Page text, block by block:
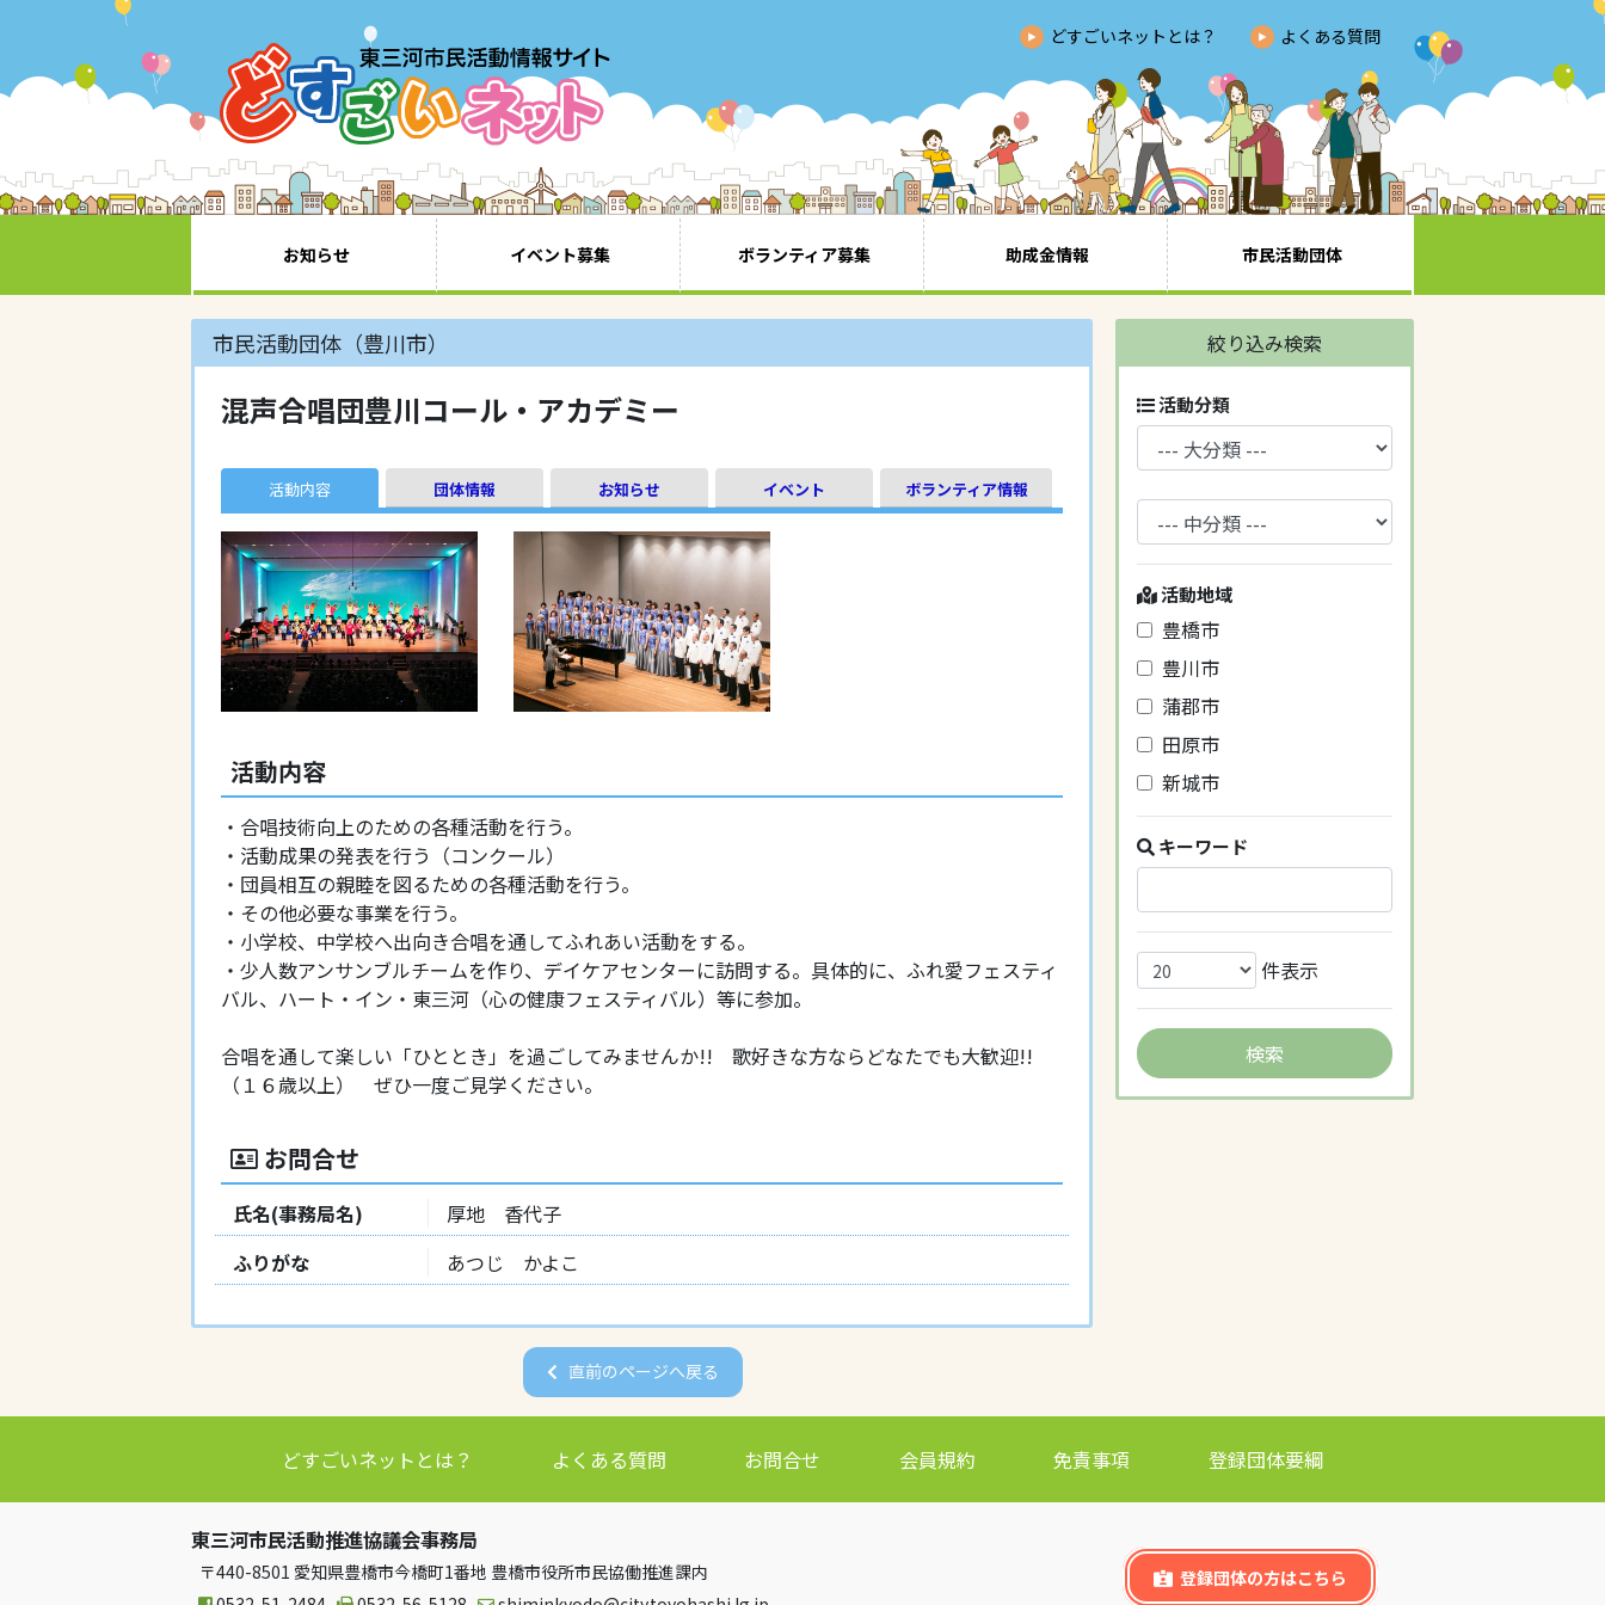
どすごいネットとは？ よくある質問
お知らせ イベント募集 ボランティア募集 助成金情報 市民活動団体
市民活動団体（豊川市）
混声合唱団豊川コール・アカデミー
活動内容 団体情報 お知らせ イベント ボランティア情報
活動内容
・合唱技術向上のための各種活動を行う。
・活動成果の発表を行う（コンクール）
・団員相互の親睦を図るための各種活動を行う。
・その他必要な事業を行う。
・小学校、中学校へ出向き合唱を通してふれあい活動をする。
・少人数アンサンブルチームを作り、デイケアセンターに訪問する。具体的に、ふれ愛フェスティ
バル、ハート・イン・東三河（心の健康フェスティバル）等に参加。
合唱を通して楽しい「ひととき」を過ごしてみませんか!! 歌好きな方ならどなたでも大歓迎!!
（１６歳以上） ぜひ一度ご見学ください。
お問合せ
氏名(事務局名)
厚地 香代子
ふりがな
あつじ かよこ
絞り込み検索
活動分類
活動地域
豊橋市
豊川市
蒲郡市
田原市
新城市
キーワード
件表示
直前のページへ戻る
どすごいネットとは？ よくある質問 お問合せ 会員規約 免責事項 登録団体要綱
東三河市民活動推進協議会事務局
〒440-8501 愛知県豊橋市今橋町1番地 豊橋市役所市民協働推進課内
登録団体の方はこちら